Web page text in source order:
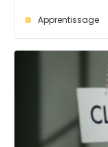
Apprentissage